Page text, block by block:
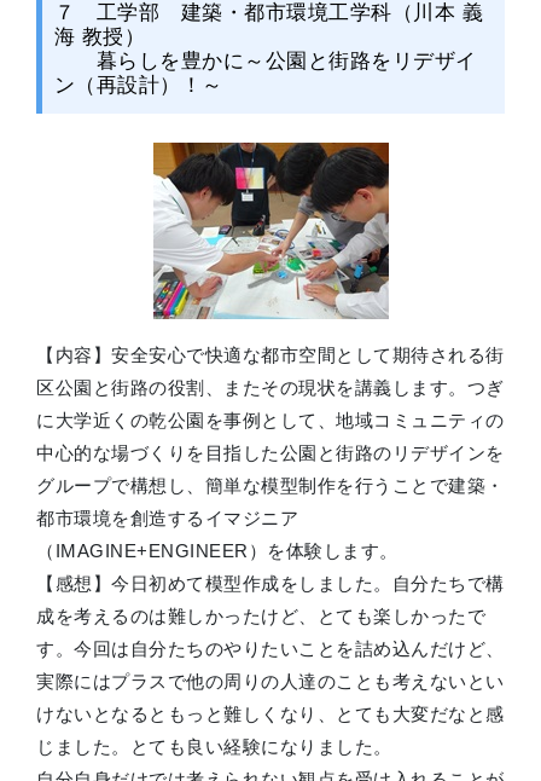
７ 工学部 建築・都市環境工学科（川本 義
海 教授）
暮らしを豊かに～公園と街路をリデザイ
ン（再設計）！～
【内容】安全安心で快適な都市空間として期待される街
区公園と街路の役割、またその現状を講義します。つぎ
に大学近くの乾公園を事例として、地域コミュニティの
中心的な場づくりを目指した公園と街路のリデザインを
グループで構想し、簡単な模型制作を行うことで建築・
都市環境を創造するイマジニア
（IMAGINE+ENGINEER）を体験します。
【感想】今日初めて模型作成をしました。自分たちで構
成を考えるのは難しかったけど、とても楽しかったで
す。今回は自分たちのやりたいことを詰め込んだけど、
実際にはプラスで他の周りの人達のことも考えないとい
けないとなるともっと難しくなり、とても大変だなと感
じました。とても良い経験になりました。